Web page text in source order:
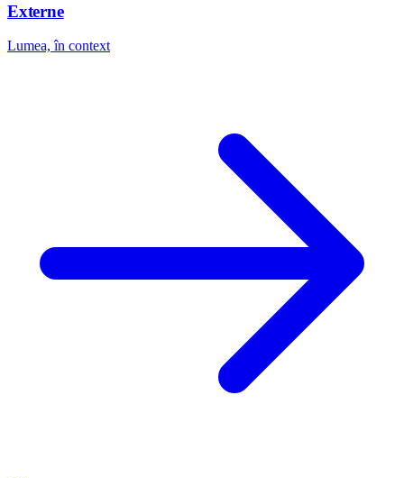
Externe
Lumea, în context